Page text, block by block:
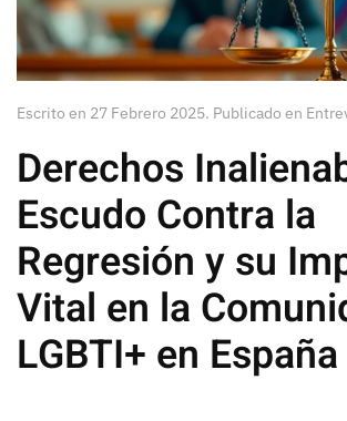
Escrito en 27 Febrero 2025. Publicado en
Derechos
Escudo Contra la
Regresión y su
Vital en la
LGBTI+ en España